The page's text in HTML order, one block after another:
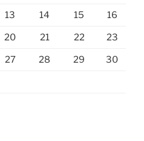
13 14 15 16
20 21 22 23
27 28 29 30